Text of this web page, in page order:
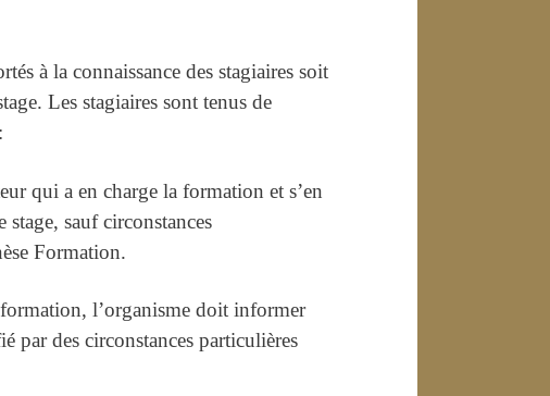
à la connaissance des stagiaires soit
Les stagiaires sont tenus de
qui a en charge la formation et s’en
stage, sauf circonstances
Formation.
l’organisme doit informer
par des circonstances particulières